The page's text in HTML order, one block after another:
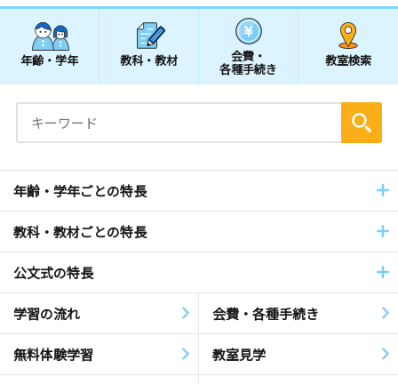
年齢・学年 教科・教材 会費・
各種手続き
教室検索
年齢・学年ごとの特長
教科・教材ごとの特長
公文式の特長
学習の流れ 会費・各種手続き
無料体験学習 教室見学